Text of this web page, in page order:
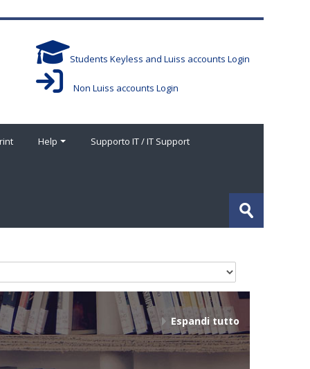
Students Keyless and Luiss accounts Login
Non Luiss accounts Login
Help Supporto IT / IT Support
Invia
Espandi tutto